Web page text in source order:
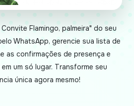
Flamingo, palmeira" do seu
WhatsApp, gerencie sua lista de
as confirmações de presença e
um só lugar. Transforme seu
única agora mesmo!